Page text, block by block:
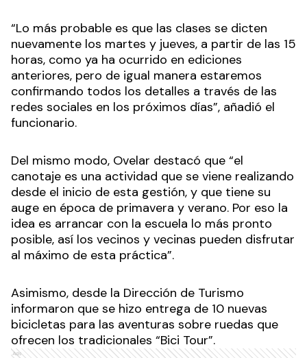
“Lo más probable es que las clases se dicten
nuevamente los martes y jueves, a partir de las 15
horas, como ya ha ocurrido en ediciones
anteriores, pero de igual manera estaremos
confirmando todos los detalles a través de las
redes sociales en los próximos días”, añadió el
funcionario.
Del mismo modo, Ovelar destacó que “el
canotaje es una actividad que se viene realizando
desde el inicio de esta gestión, y que tiene su
auge en época de primavera y verano. Por eso la
idea es arrancar con la escuela lo más pronto
posible, así los vecinos y vecinas pueden disfrutar
al máximo de esta práctica”.
Asimismo, desde la Dirección de Turismo
informaron que se hizo entrega de 10 nuevas
bicicletas para las aventuras sobre ruedas que
ofrecen los tradicionales “Bici Tour”.
Ads